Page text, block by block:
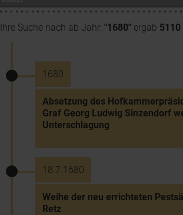
Ihre Suche nach ab Jahr: "1680" ergab 5110
1680
Absetzung des
Graf Georg Ludwig Sinzendorf
Unterschlagung
18.7.1680
Weihe der neu errichteten
Retz